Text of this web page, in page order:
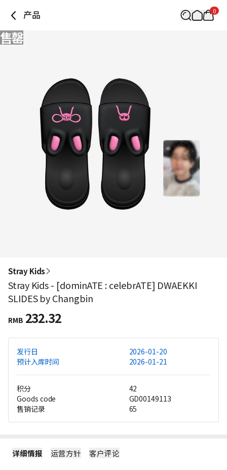
产品 0
售罄
Stray Kids
Stray Kids - [dominATE : celebrATE] DWAEKKI
SLIDES by Changbin
RMB 232.32
发行日
2026-01-20
预计入库时间
2026-01-21
积分
42
Goods code
GD00149113
售销记录
65
详细情报 运营方针 客户评论